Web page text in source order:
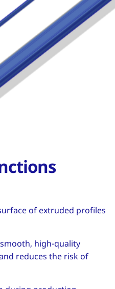
of extruded profiles
high-quality
reduces the risk of